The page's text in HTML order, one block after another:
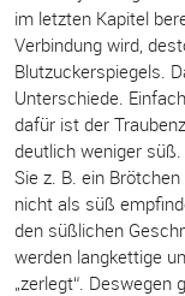
im letzten Kapitel
Verbindung wird,
Blutzuckerspiegels.
Unterschiede.
dafür ist der
deutlich weniger
Sie z. B. ein
nicht als süß
den süßlichen
werden langkettige
„zerlegt“.